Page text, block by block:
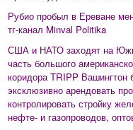
Рубио пробыл в Ереване
тг-канал Minval Politika
США и НАТО заходят на
часть большого
коридора TRIPP Вашингтон
эксклюзивно арендовать
контролировать стройку
нефте- и газопроводов,